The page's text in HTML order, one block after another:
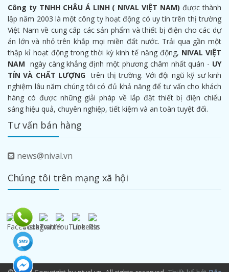
Công ty TNHH CHÂU Á LINH ( NIVAL VIỆT NAM) được thành
lập năm 2003 là một công ty hoạt động có uy tín trên thị trường
Việt Nam về cung cấp các sản phẩm và thiết bị điện cho các dự
án lớn và nhỏ trên khắp mọi miền đất nước. Trải qua gần một
thập kỉ hoạt động trong thời kỳ kinh tế năng động, NIVAL VIỆT
NAM ngày càng khẳng định một phương châm nhất quán - UY
TÍN VÀ CHẤT LƯỢNG trên thị trường. Với đội ngũ kỹ sư kinh
nghiệm lâu năm chúng tôi có đủ khả năng để tư vấn cho khách
hàng có được những giải pháp về lắp đặt thiết bị điện chiếu
sáng hiệu quả, chuyên nghiệp, tiết kiệm và an toàn tuyệt đối.
Tư vấn bán hàng
news@nival.vn
Chúng tôi trên mạng xã hội